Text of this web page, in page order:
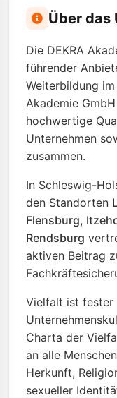
Über das
Die DEKRA
führender
Weiterbildung
Akademie GmbH
hochwertige
Unternehmen
zusammen.
In Schleswig-
den Standorten
Flensburg,
Rendsburg
aktiven Beitrag
Vielfalt ist fester
Charta der
an alle
Herkunft,
sexueller